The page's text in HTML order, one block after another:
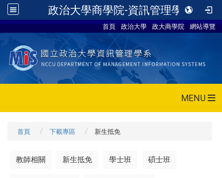
政治大學商學院-資訊管理學系
首頁 政治大學 政大商學院 網站導覽
MENU
首頁 下載專區 新生抵免
教師相關 新生抵免 學士班 碩士班